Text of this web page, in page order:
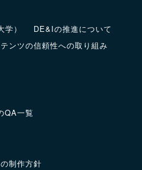
）
DE&Iの推進について
ンツの信頼性への取り組み
QA一覧
制作方針